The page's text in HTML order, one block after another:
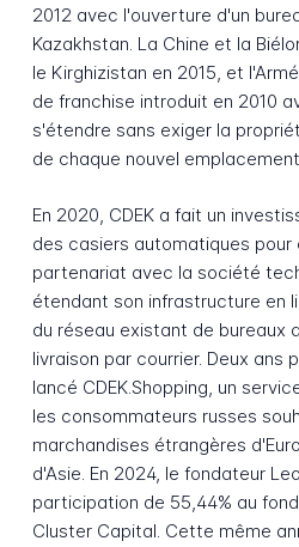
2012 avec l'ouverture d'un
Kazakhstan. La Chine et la
le Kirghizistan en 2015, et
de franchise introduit en 2010
s'étendre sans exiger la
de chaque nouvel
En 2020, CDEK a fait un
des casiers automatiques pour
partenariat avec la société
étendant son infrastructure en
du réseau existant de bureaux
livraison par courrier. Deux ans
lancé CDEK.Shopping, un
les consommateurs russes
marchandises étrangères
d'Asie. En 2024, le fondateur
participation de 55,44% au
Cluster Capital. Cette même